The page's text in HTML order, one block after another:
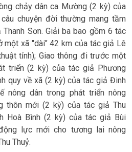
chảy dân ca Mường (2 kỳ) của
chuyện đời thường mang tầm
Sơn. Giải ba bao gồm 6 tác
một xã "dài" 42 km của tác giả Lê
tỉnh); Giao thông đi trước một
triển (2 kỳ) của tác giả Phương
quy về xã (2 kỳ) của tác giả Đinh
nông dân trong phát triển nông
thôn mới (2 kỳ) của tác giả Thu
Hoà Bình (2 kỳ) của tác giả Bùi
lực mới cho tương lai nông
Thuỷ.